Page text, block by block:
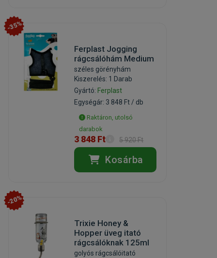
-35%
Ferplast Jogging
rágcsálóhám Medium
széles görényhám
Kiszerelés: 1 Darab
Gyártó: Ferplast
Egységár: 3 848 Ft / db
Raktáron, utolsó
darabok
3 848 Ft 5 920 Ft
Kosárba
-20%
Trixie Honey &
Hopper üveg itató
rágcsálóknak 125ml
golyós rágcsálóitató